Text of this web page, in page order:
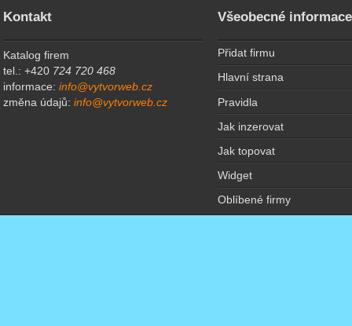
Kontakt
Katalog firem
tel.: +420 724 720 468
informace:info@vytvorweb.cz
změna údajů:info@vytvorweb.cz
Všeobecné informace
Přidat firmu
Hlavní strana
Pravidla
Jak inzerovat
Jak topovat
Widget
Oblíbené firmy